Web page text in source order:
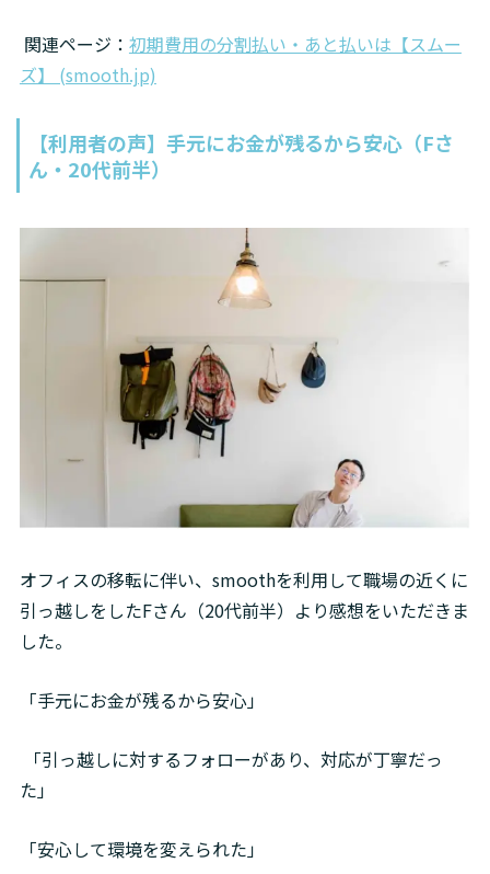
関連ページ： 初期費用の分割払い・あと払いは【スムー
ズ】 (smooth.jp)
【利用者の声】手元にお金が残るから安心（Fさ
ん・20代前半）
オフィスの移転に伴い、smoothを利用して職場の近くに
引っ越しをしたFさん（20代前半）より感想をいただきま
した。
「手元にお金が残るから安心」
た」
「安心して環境を変えられた」